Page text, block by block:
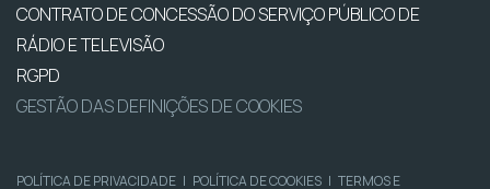
CONTRATO DE CONCESSÃO DO SERVIÇO PÚBLICO DE
RÁDIO E TELEVISÃO
RGPD
GESTÃO DAS DEFINIÇÕES DE COOKIES
POLÍTICA DE PRIVACIDADE | POLÍTICA DE COOKIES | TERMOS E